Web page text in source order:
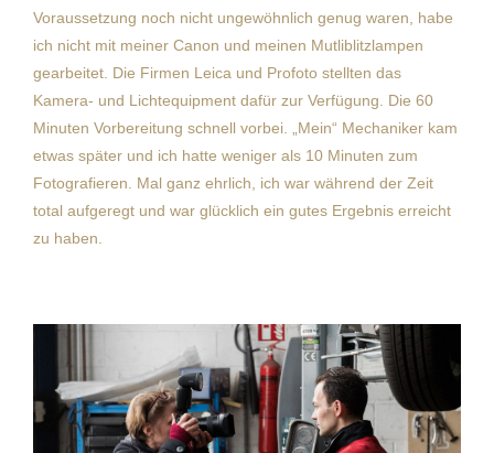
Voraussetzung noch nicht ungewöhnlich genug waren, habe
ich nicht mit meiner Canon und meinen Mutliblitzlampen
gearbeitet. Die Firmen Leica und Profoto stellten das
Kamera- und Lichtequipment dafür zur Verfügung. Die 60
Minuten Vorbereitung schnell vorbei. „Mein“ Mechaniker kam
etwas später und ich hatte weniger als 10 Minuten zum
Fotografieren. Mal ganz ehrlich, ich war während der Zeit
total aufgeregt und war glücklich ein gutes Ergebnis erreicht
zu haben.